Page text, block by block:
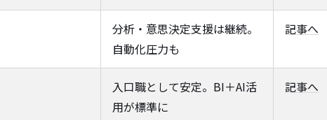
分析・意思決定支援は継続。
自動化圧力も
記事へ
入口職として安定。BI＋AI活
用が標準に
記事へ